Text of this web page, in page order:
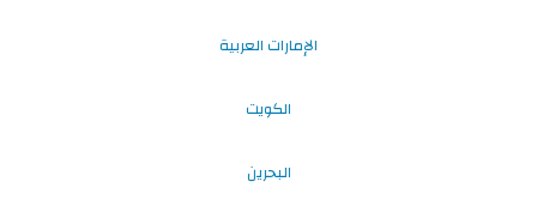
الإمارات العربية
الكويت
البحرين